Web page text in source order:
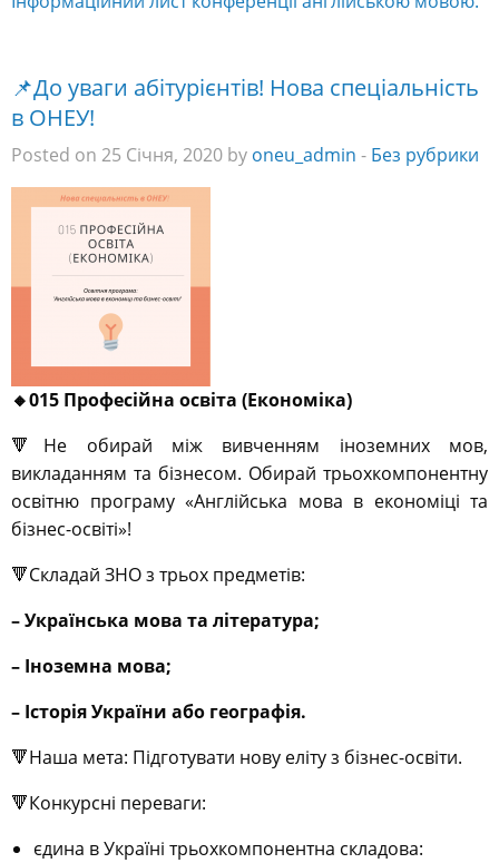
📌До уваги абітурієнтів! Нова спеціальність
в ОНЕУ!
Posted on 25 Січня, 2020 by oneu_admin - Без рубрики
🔸015 Професійна освіта (Економіка)
🔻Не обирай між вивченням іноземних мов,
викладанням та бізнесом. Обирай трьохкомпонентну
освітню програму «Англійська мова в економіці та
бізнес-освіті»!
🔻Складай ЗНО з трьох предметів:
– Українська мова та література;
– Іноземна мова;
– Історія України або географія.
🔻Наша мета: Підготувати нову еліту з бізнес-освіти.
🔻Конкурсні переваги:
єдина в Україні трьохкомпонентна складова: